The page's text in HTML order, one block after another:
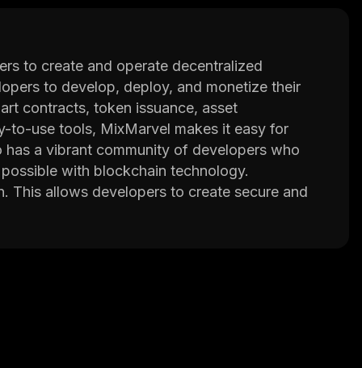
to create and operate decentralized
to develop, deploy, and monetize their
contracts, token issuance, asset
to-use tools, MixMarvel makes it easy for
a vibrant community of developers who
with blockchain technology.
This allows developers to create secure and